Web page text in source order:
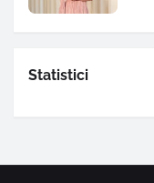
Statistici